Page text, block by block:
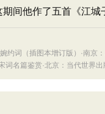
间他作了五首《江城
约词（插图本增订版）·南京
词名篇鉴赏·北京：当代世界